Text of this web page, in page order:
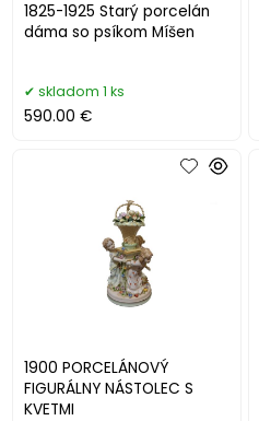
1825-1925 Starý porcelán
dáma so psíkom Míšen
skladom 1 ks
590.00 €
1900 PORCELÁNOVÝ
FIGURÁLNY NÁSTOLEC S
KVETMI